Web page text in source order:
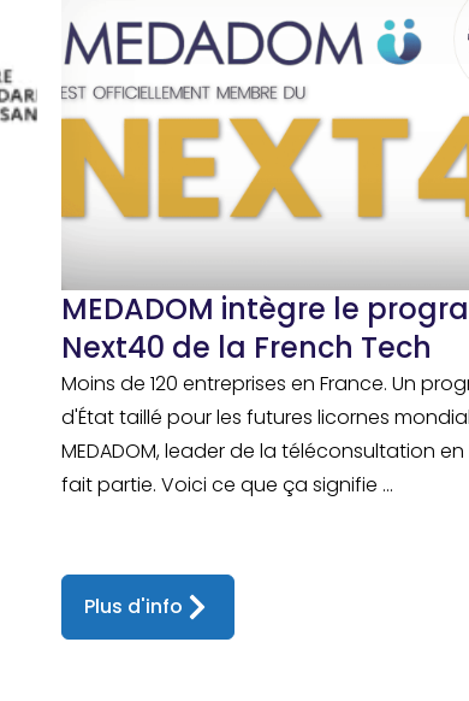
MEDADOM intègre le
Next40 de la French Tech
Moins de 120 entreprises en France. Un
d'État taillé pour les futures licornes
MEDADOM, leader de la téléconsultation en
fait partie. Voici ce que ça signifie ...
Plus d'info